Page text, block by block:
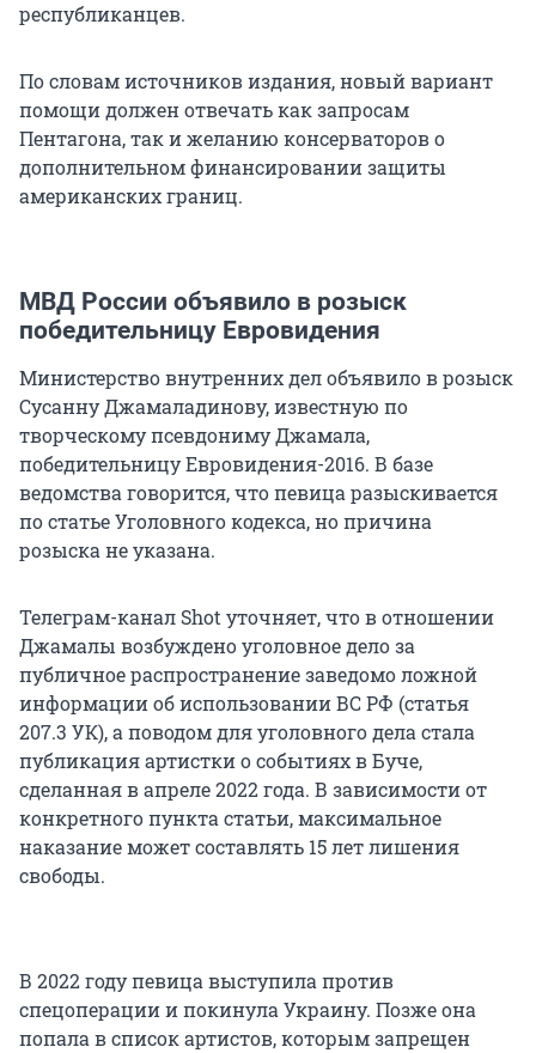
республиканцев.
По словам источников издания, новый вариант
помощи должен отвечать как запросам
Пентагона, так и желанию консерваторов о
дополнительном финансировании защиты
американских границ.
МВД России объявило в розыск
победительницу Евровидения
Министерство внутренних дел объявило в розыск
Сусанну Джамаладинову, известную по
творческому псевдониму Джамала,
победительницу Евровидения-2016. В базе
ведомства говорится, что певица разыскивается
по статье Уголовного кодекса, но причина
розыска не указана.
Телеграм-канал Shot уточняет, что в отношении
Джамалы возбуждено уголовное дело за
публичное распространение заведомо ложной
информации об использовании ВС РФ (статья
207.3 УК), а поводом для уголовного дела стала
публикация артистки о событиях в Буче,
сделанная в апреле 2022 года. В зависимости от
конкретного пункта статьи, максимальное
наказание может составлять 15 лет лишения
свободы.
В 2022 году певица выступила против
спецоперации и покинула Украину. Позже она
попала в список артистов, которым запрещен